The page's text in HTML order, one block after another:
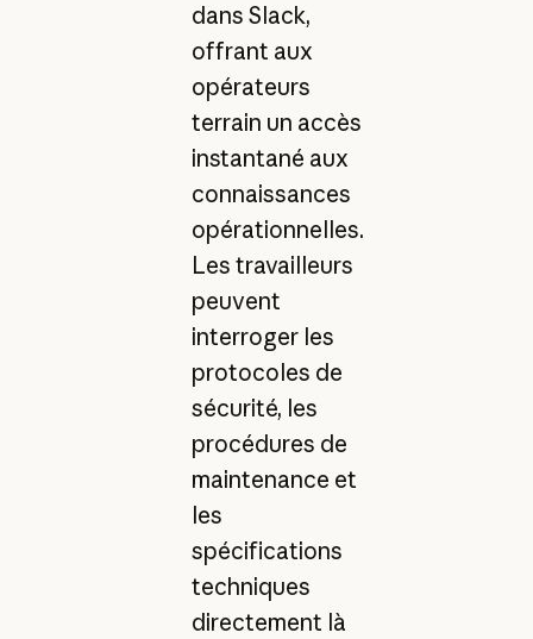
dans Slack,
offrant aux
opérateurs
terrain un accès
instantané aux
connaissances
opérationnelles.
Les travailleurs
peuvent
interroger les
protocoles de
sécurité, les
procédures de
maintenance et
les
spécifications
techniques
directement là